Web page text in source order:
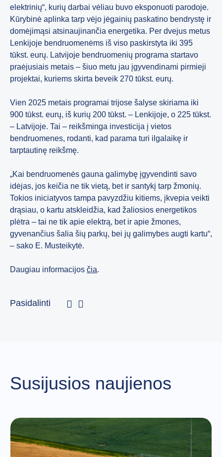
elektrinių“, kurių darbai vėliau buvo eksponuoti parodoje.
Kūrybinė aplinka tarp vėjo jėgainių paskatino bendrystę ir
domėjimąsi atsinaujinančia energetika. Per dvejus metus
Lenkijoje bendruomenėms iš viso paskirstyta iki 395
tūkst. eurų. Latvijoje bendruomenių programa startavo
praėjusiais metais – šiuo metu jau įgyvendinami pirmieji
projektai, kuriems skirta beveik 270 tūkst. eurų.
Vien 2025 metais programai trijose šalyse skiriama iki
900 tūkst. eurų, iš kurių 200 tūkst. – Lenkijoje, o 225 tūkst.
– Latvijoje. Tai – reikšminga investicija į vietos
bendruomenes, rodanti, kad parama turi ilgalaikę ir
tarptautinę reikšmę.
„Kai bendruomenės gauna galimybę įgyvendinti savo
idėjas, jos keičia ne tik vietą, bet ir santykį tarp žmonių.
Tokios iniciatyvos tampa pavyzdžiu kitiems, įkvepia veikti
drąsiau, o kartu atskleidžia, kad žaliosios energetikos
plėtra – tai ne tik apie elektrą, bet ir apie žmones,
gyvenančius šalia šių parkų, bei jų galimybes augti kartu“,
– sako E. Musteikytė.
Daugiau informacijos čia.
Pasidalinti
Susijusios naujienos